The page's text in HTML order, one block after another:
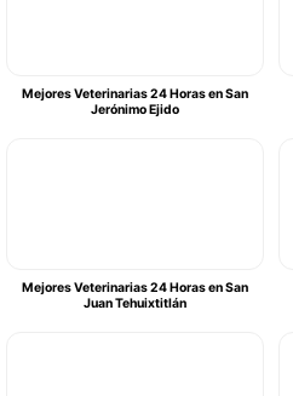
Mejores Veterinarias 24 Horas en San
Jerónimo Ejido
Mejores Veterinarias 24 Horas en San
Juan Tehuixtitlán